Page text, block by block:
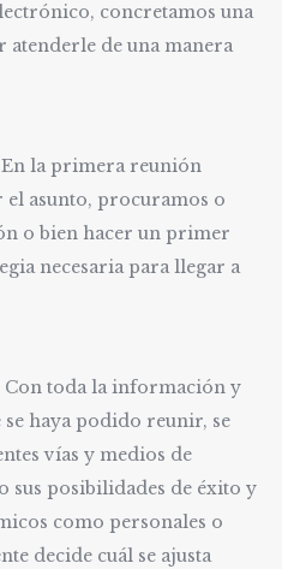
concretamos una
atenderle de una manera
En la primera reunión
el asunto, procuramos o
o bien hacer un primer
necesaria para llegar a
Con toda la información y
haya podido reunir, se
vías y medios de
sus posibilidades de éxito y
como personales o
decide cuál se ajusta